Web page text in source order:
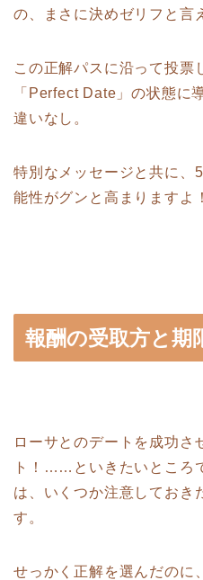
の、まさに決めゼリフと言
この正解パスに沿って投票
「Perfect Date」の状態に
違いなし。
特別なメッセージと共に
能性がグンと高まりますよ！
報酬の受取方と期
ローサとのデートを成功さ
ト！……といきたいところ
は、いくつか注意しておき
す。
せっかく正解を選んだのに